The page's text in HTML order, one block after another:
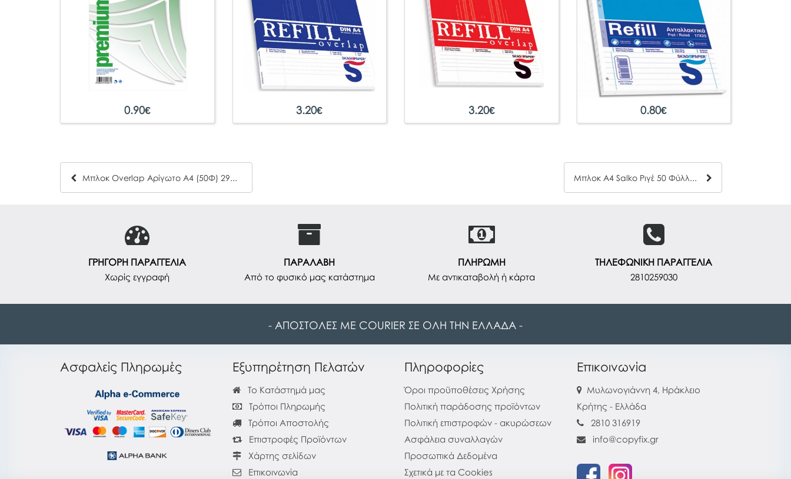
0.90€ 3.20€ 3.20€ 0.80€
Μπλοκ Overlap Αρίγωτο Α4 (50Φ) 29839 Μπλοκ Α4 Salko Ριγέ 50 Φύλλων
ΓΡΗΓΟΡΗ ΠΑΡΑΓΓΕΛΙΑ
Χωρίς εγγραφή
ΠΑΡΑΛΑΒΗ
Από το φυσικό μας κατάστημα
ΠΛΗΡΩΜΗ
Με αντικαταβολή ή κάρτα
ΤΗΛΕΦΩΝΙΚΗ ΠΑΡΑΓΓΕΛΙΑ
2810259030
- ΑΠΟΣΤΟΛΕΣ ΜΕ COURIER ΣΕ ΟΛΗ ΤΗΝ ΕΛΛΑΔΑ -
Ασφαλείς Πληρωμές Εξυπηρέτηση Πελατών
Το Κατάστημά μας
Τρόποι Πληρωμής
Τρόποι Αποστολής
Επιστροφές Προϊόντων
Χάρτης σελίδων
Επικοινωνία
Πληροφορίες
Όροι προϋποθέσεις Χρήσης
Πολιτική παράδοσης προϊόντων
Πολιτική επιστροφών - ακυρώσεων
Ασφάλεια συναλλαγών
Προσωπικά Δεδομένα
Σχετικά με τα Cookies
Επικοινωνία
Μυλωνογιάννη 4, Ηράκλειο
Κρήτης - Ελλάδα
2810 316919
info@copyfix.gr